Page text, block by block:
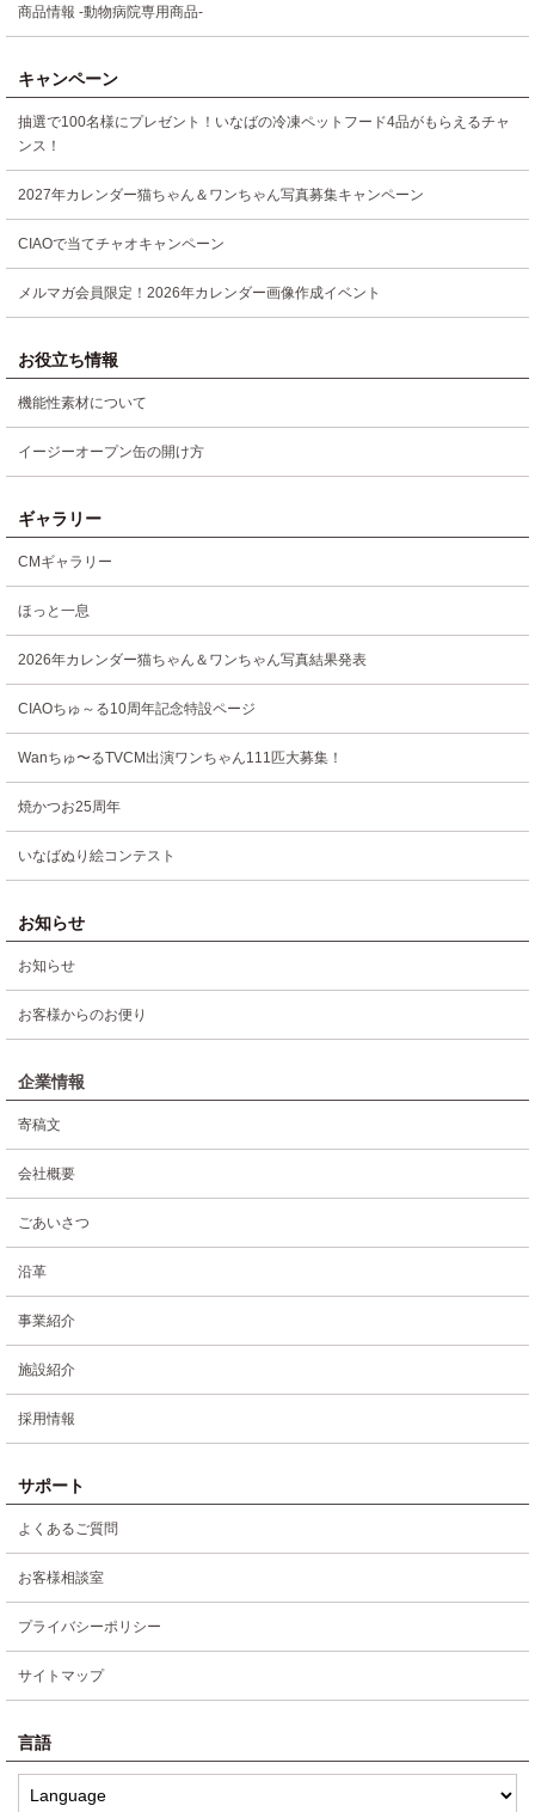
商品情報 -動物病院専用商品-
キャンペーン
抽選で100名様にプレゼント！いなばの冷凍ペットフード4品がもらえるチャ
ンス！
2027年カレンダー猫ちゃん＆ワンちゃん写真募集キャンペーン
CIAOで当てチャオキャンペーン
メルマガ会員限定！2026年カレンダー画像作成イベント
お役立ち情報
機能性素材について
イージーオープン缶の開け方
ギャラリー
CMギャラリー
ほっと一息
2026年カレンダー猫ちゃん＆ワンちゃん写真結果発表
CIAOちゅ～る10周年記念特設ページ
Wanちゅ〜るTVCM出演ワンちゃん111匹大募集！
焼かつお25周年
いなばぬり絵コンテスト
お知らせ
お知らせ
お客様からのお便り
企業情報
寄稿文
会社概要
ごあいさつ
沿革
事業紹介
施設紹介
採用情報
サポート
よくあるご質問
お客様相談室
プライバシーポリシー
サイトマップ
言語